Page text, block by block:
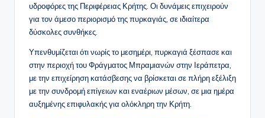
υδροφόρες της Περιφέρειας Κρήτης. Οι δυνάμεις επιχειρούν
για τον άμεσο περιορισμό της πυρκαγιάς, σε ιδιαίτερα
δύσκολες συνθήκες.
Υπενθυμίζεται ότι νωρίς το μεσημέρι, πυρκαγιά ξέσπασε και
στην περιοχή του Φράγματος Μπραμιανών στην Ιεράπετρα,
με την επιχείρηση κατάσβεσης να βρίσκεται σε πλήρη εξέλιξη
με την συνδρομή επίγειων και εναέριων μέσων, σε μια ημέρα
αυξημένης επιφυλακής για ολόκληρη την Κρήτη.